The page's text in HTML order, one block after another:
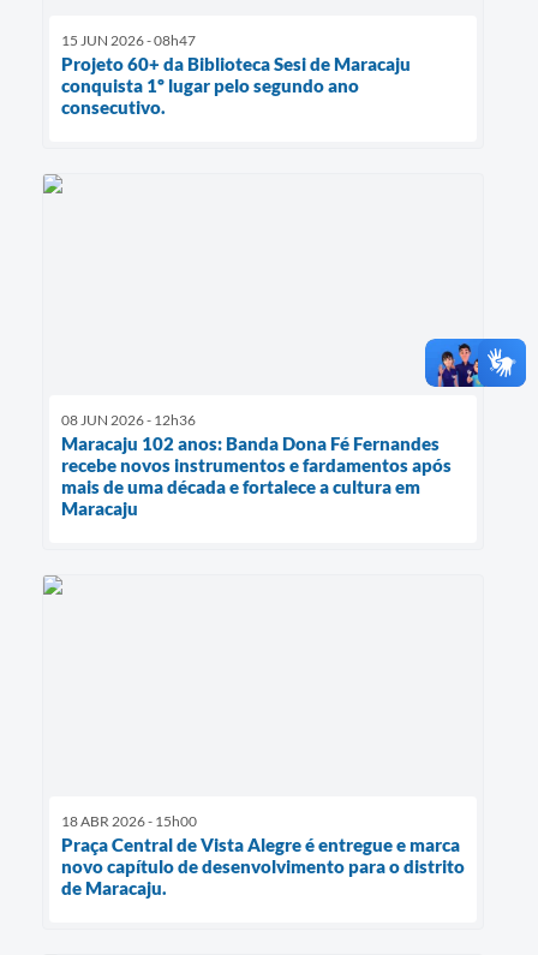
15 JUN 2026 - 08h47
Projeto 60+ da Biblioteca Sesi de Maracaju
conquista 1º lugar pelo segundo ano
consecutivo.
08 JUN 2026 - 12h36
Maracaju 102 anos: Banda Dona Fé Fernandes
recebe novos instrumentos e fardamentos após
mais de uma década e fortalece a cultura em
Maracaju
18 ABR 2026 - 15h00
Praça Central de Vista Alegre é entregue e marca
novo capítulo de desenvolvimento para o distrito
de Maracaju.